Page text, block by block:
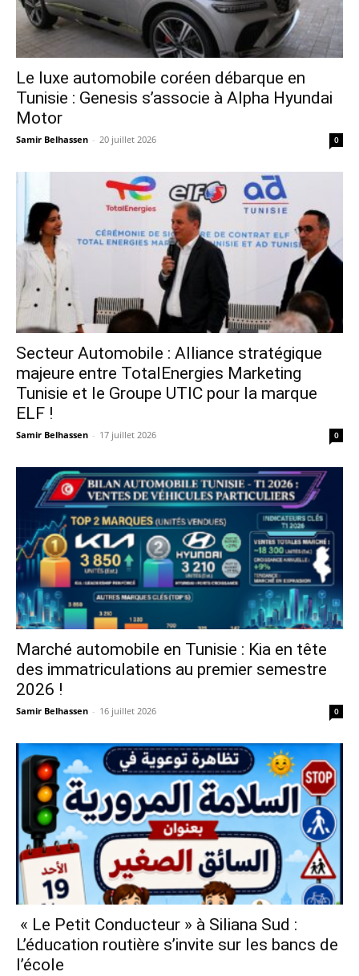
Le luxe automobile coréen débarque en
Tunisie : Genesis s’associe à Alpha Hyundai
Motor
Samir Belhassen - 20 juillet 2026 0
Secteur Automobile : Alliance stratégique
majeure entre TotalEnergies Marketing
Tunisie et le Groupe UTIC pour la marque
ELF !
Samir Belhassen - 17 juillet 2026 0
Marché automobile en Tunisie : Kia en tête
des immatriculations au premier semestre
2026 !
Samir Belhassen - 16 juillet 2026 0
« Le Petit Conducteur » à Siliana Sud :
L’éducation routière s’invite sur les bancs de
l’école